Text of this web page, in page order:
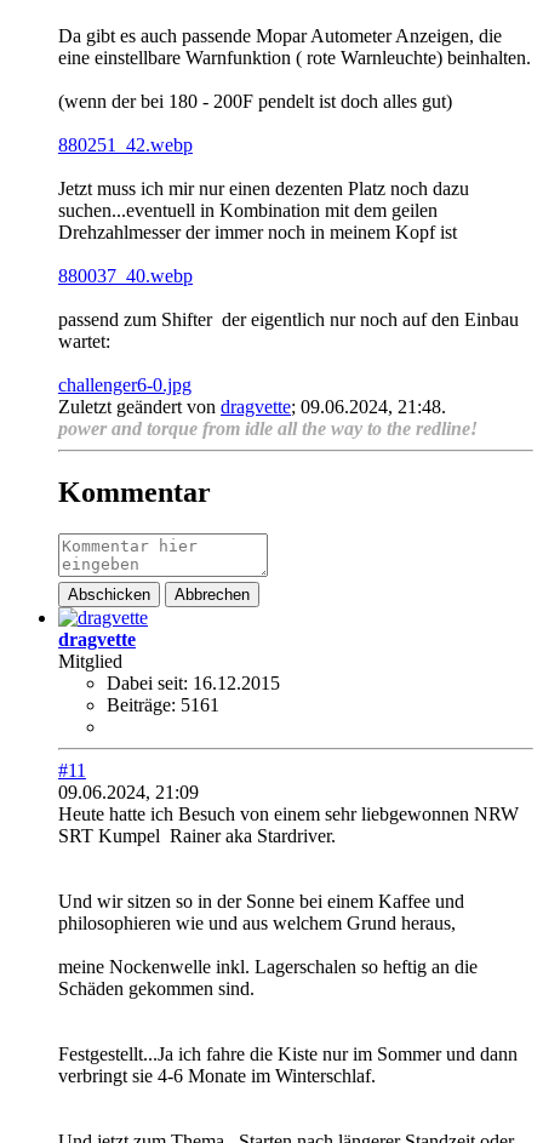
Da gibt es auch passende Mopar Autometer Anzeigen, die
eine einstellbare Warnfunktion ( rote Warnleuchte) beinhalten.
(wenn der bei 180 - 200F pendelt ist doch alles gut)
880251_42.webp
Jetzt muss ich mir nur einen dezenten Platz noch dazu
suchen...eventuell in Kombination mit dem geilen
Drehzahlmesser der immer noch in meinem Kopf ist
880037_40.webp
passend zum Shifter der eigentlich nur noch auf den Einbau
wartet:
challenger6-0.jpg
Zuletzt geändert von dragvette; 09.06.2024, 21:48.
power and torque from idle all the way to the redline!
Kommentar
Abschicken Abbrechen
dragvette
Mitglied
Dabei seit: 16.12.2015
Beiträge: 5161
#11
09.06.2024, 21:09
Heute hatte ich Besuch von einem sehr liebgewonnen NRW
SRT Kumpel Rainer aka Stardriver.
Und wir sitzen so in der Sonne bei einem Kaffee und
philosophieren wie und aus welchem Grund heraus,
meine Nockenwelle inkl. Lagerschalen so heftig an die
Schäden gekommen sind.
Festgestellt...Ja ich fahre die Kiste nur im Sommer und dann
verbringt sie 4-6 Monate im Winterschlaf.